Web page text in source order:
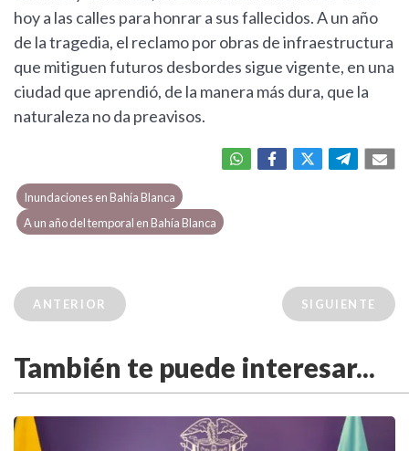
hoy a las calles para honrar a sus fallecidos. A un año
de la tragedia, el reclamo por obras de infraestructura
que mitiguen futuros desbordes sigue vigente, en una
ciudad que aprendió, de la manera más dura, que la
naturaleza no da preavisos.
Inundaciones en Bahía Blanca
A un año del temporal en Bahía Blanca
ANTERIOR SIGUIENTE
También te puede interesar...